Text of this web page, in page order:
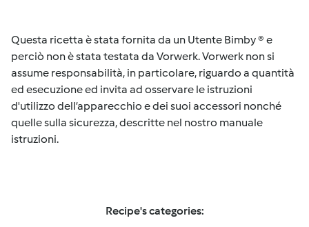
Questa ricetta è stata fornita da un Utente Bimby ® e
perciò non è stata testata da Vorwerk. Vorwerk non si
assume responsabilità, in particolare, riguardo a quantità
ed esecuzione ed invita ad osservare le istruzioni
d'utilizzo dell’apparecchio e dei suoi accessori nonché
quelle sulla sicurezza, descritte nel nostro manuale
istruzioni.
Recipe's categories: